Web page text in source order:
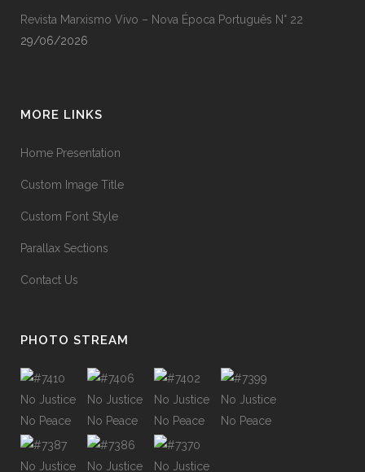
Revista Marxismo Vivo – Nova Época Português N° 22
29/06/2026
MORE LINKS
Home Presentation
Custom Image Title
Custom Font Style
Parallax Sections
Contact Us
PHOTO STREAM